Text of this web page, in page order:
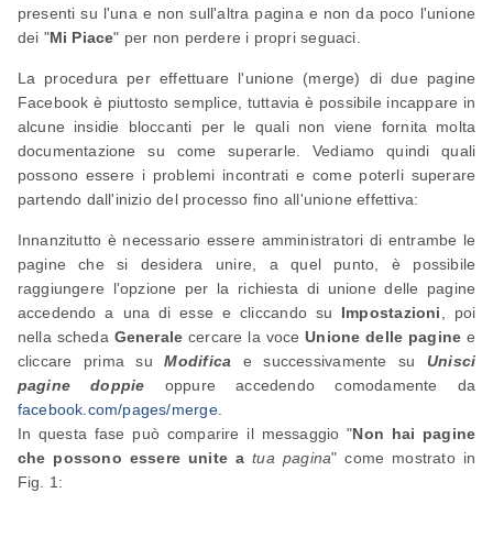
presenti su l'una e non sull'altra pagina e non da poco l'unione
dei "Mi Piace" per non perdere i propri seguaci.
La procedura per effettuare l'unione (merge) di due pagine
Facebook è piuttosto semplice, tuttavia è possibile incappare in
alcune insidie bloccanti per le quali non viene fornita molta
documentazione su come superarle. Vediamo quindi quali
possono essere i problemi incontrati e come poterli superare
partendo dall'inizio del processo fino all'unione effettiva:
Innanzitutto è necessario essere amministratori di entrambe le
pagine che si desidera unire, a quel punto, è possibile
raggiungere l'opzione per la richiesta di unione delle pagine
accedendo a una di esse e cliccando su Impostazioni , poi
nella scheda Generale cercare la voceUnione delle pagine e
cliccare prima suModifica e successivamente suUnisci
pagine doppie oppure accedendo comodamente da
facebook.com/pages/merge.
In questa fase può comparire il messaggio "Non hai pagine
che possono essere unite atua pagina" come mostrato in
Fig. 1: